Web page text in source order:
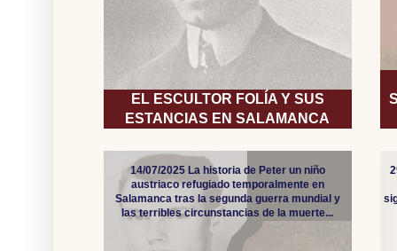
EL ESCULTOR FOLÍA Y SUS
ESTANCIAS EN SALAMANCA
14/07/2025 La historia de Peter un niño
austriaco refugiado temporalmente en
Salamanca tras la segunda guerra mundial y
las terribles circunstancias de la muerte...